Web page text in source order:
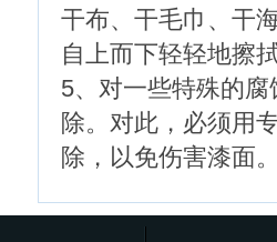
干布、干毛巾、干
自上而下轻轻地擦
5、对一些特殊的
除。对此，必须用
除，以免伤害漆面